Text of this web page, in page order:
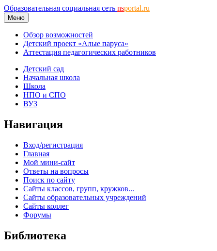
Образовательная социальная сеть nsportal.ru
Меню
Обзор возможностей
Детский проект «Алые паруса»
Аттестация педагогических работников
Детский сад
Начальная школа
Школа
НПО и СПО
ВУЗ
Навигация
Вход/регистрация
Главная
Мой мини-сайт
Ответы на вопросы
Поиск по сайту
Сайты классов, групп, кружков...
Сайты образовательных учреждений
Сайты коллег
Форумы
Библиотека